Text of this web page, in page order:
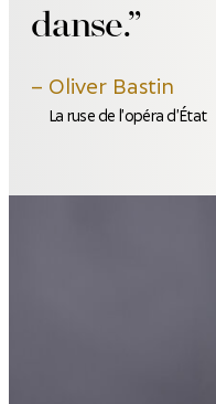
danse.
Oliver Bastin
La ruse de l’opéra d’État